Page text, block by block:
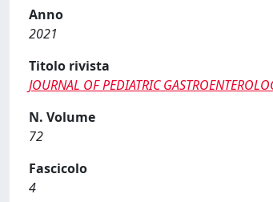
Anno
2021
Titolo rivista
JOURNAL OF PEDIATRIC
N. Volume
72
Fascicolo
4